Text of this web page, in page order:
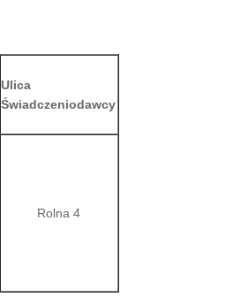
Ulica
Świadczeniodawcy
Rolna 4